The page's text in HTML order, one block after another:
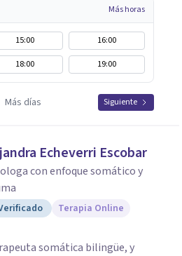
Más horas
15:00
16:00
18:00 19:00
Más días Siguiente
Echeverri Escobar
con enfoque somático y
Terapia Online
somática bilingüe, y